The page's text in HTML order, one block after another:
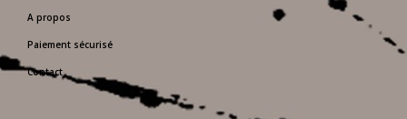
A propos
Paiement sécurisé
Contact